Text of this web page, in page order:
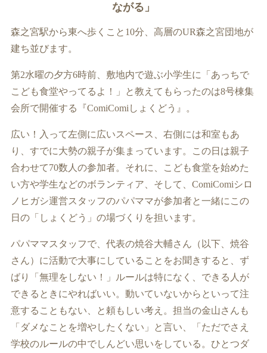
ながる」
森之宮駅から東へ歩くこと10分、高層のUR森之宮団地が
建ち並びます。
第2水曜の夕方6時前、敷地内で遊ぶ小学生に「あっちで
こども食堂やってるよ！」と教えてもらったのは8号棟集
会所で開催する『ComiComiしょくどう』。
広い！入って左側に広いスペース、右側には和室もあ
り、すでに大勢の親子が集まっています。この日は親子
合わせて70数人の参加者。それに、こども食堂を始めた
い方や学生などのボランティア、そして、ComiComiシロ
ノヒガシ運営スタッフのパパママが参加者と一緒にこの
日の「しょくどう」の場づくりを担います。
パパママスタッフで、代表の焼谷大輔さん（以下、焼谷
さん）に活動で大事にしていることをお聞きすると、ず
ばり「無理をしない！」ルールは特になく、できる人が
できるときにやればいい。動いていないからといって注
意することもない、と頼もしい考え。担当の金山さんも
「ダメなことを増やしたくない」と言い、「ただでさえ
学校のルールの中でしんどい思いをしている。ひとつダ